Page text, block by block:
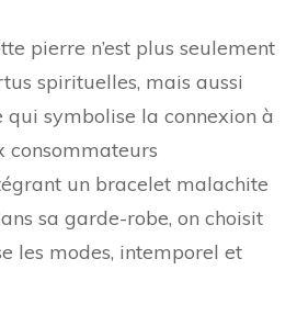
pierre n’est plus seulement
spirituelles, mais aussi
qui symbolise la connexion à
consommateurs
un bracelet malachite
sa garde-robe, on choisit
les modes, intemporel et